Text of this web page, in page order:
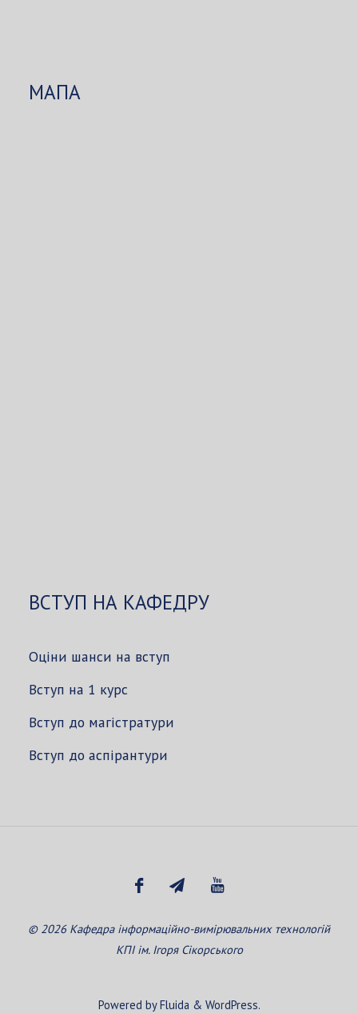
МАПА
ВСТУП НА КАФЕДРУ
Оціни шанси на вступ
Вступ на 1 курс
Вступ до магістратури
Вступ до аспірантури
© 2026 Кафедра інформаційно-вимірювальних технологій
КПІ ім. Ігоря Сікорського
Powered byFluida & WordPress.